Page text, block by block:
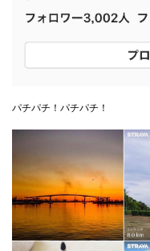
パチパチ！パチパチ！